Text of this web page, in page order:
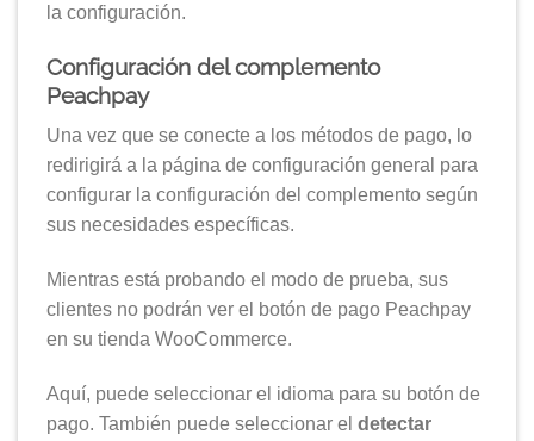
la configuración.
Configuración del complemento
Peachpay
Una vez que se conecte a los métodos de pago, lo
redirigirá a la página de configuración general para
configurar la configuración del complemento según
sus necesidades específicas.
Mientras está probando el modo de prueba, sus
clientes no podrán ver el botón de pago Peachpay
en su tienda WooCommerce.
Aquí, puede seleccionar el idioma para su botón de
pago. También puede seleccionar el detectar